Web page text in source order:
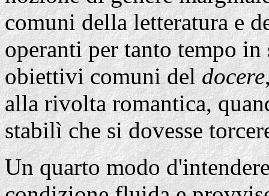
comuni della letteratura e
operanti per tanto tempo
obiettivi comuni deldocere
alla rivolta romantica,
stabilì che si dovesse
Un quarto modo